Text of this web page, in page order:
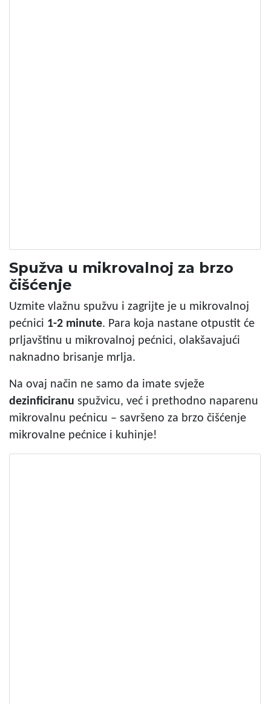
Spužva u mikrovalnoj za brzo
čišćenje
Uzmite vlažnu spužvu i zagrijte je u mikrovalnoj
pećnici 1-2 minute. Para koja nastane otpustit će
prljavštinu u mikrovalnoj pećnici, olakšavajući
naknadno brisanje mrlja.
Na ovaj način ne samo da imate svježe
dezinficiranu spužvicu, već i prethodno naparenu
mikrovalnu pećnicu – savršeno za brzo čišćenje
mikrovalne pećnice i kuhinje!